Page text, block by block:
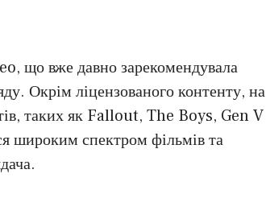
що вже давно зарекомендувала
Окрім ліцензованого контенту, на
таких як Fallout, The Boys, Gen V
широким спектром фільмів та